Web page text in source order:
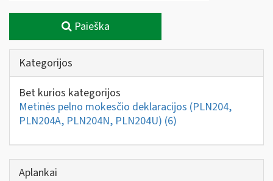
Paieška
Kategorijos
Bet kurios kategorijos
Metinės pelno mokesčio deklaracijos (PLN204,
PLN204A, PLN204N, PLN204U) (6)
Aplankai